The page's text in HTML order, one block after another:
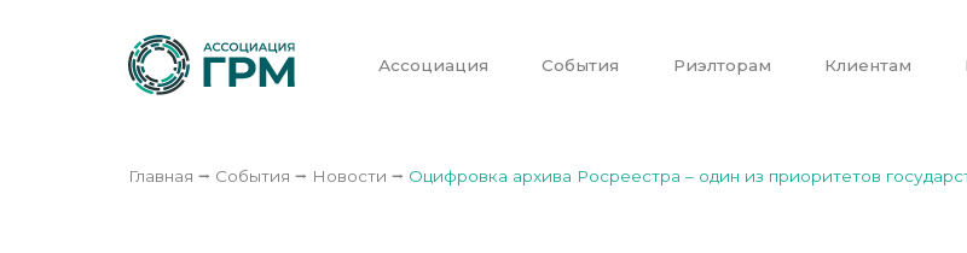
Ассоциация События Риэлторам Клиентам
Главная ⭢ События ⭢ Новости ⭢ Оцифровка архива Росреестра – один из приоритетов